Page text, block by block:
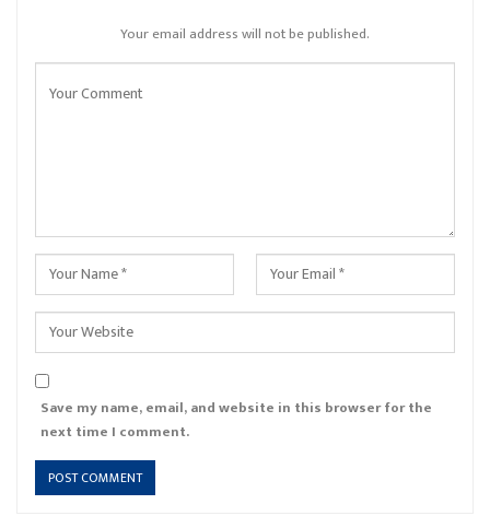
Your email address will not be published.
Save my name, email, and website in this browser for the
next time I comment.